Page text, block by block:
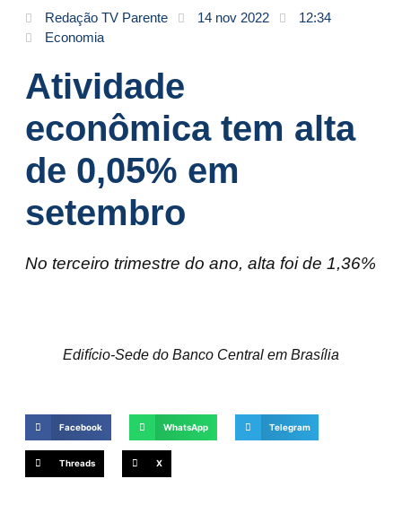
Redação TV Parente 14 nov 2022
12:34
Economia
Atividade
econômica tem alta
de 0,05% em
setembro
No terceiro trimestre do ano, alta foi de 1,36%
Edifício-Sede do Banco Central em Brasília
Facebook WhatsApp Telegram
Threads X